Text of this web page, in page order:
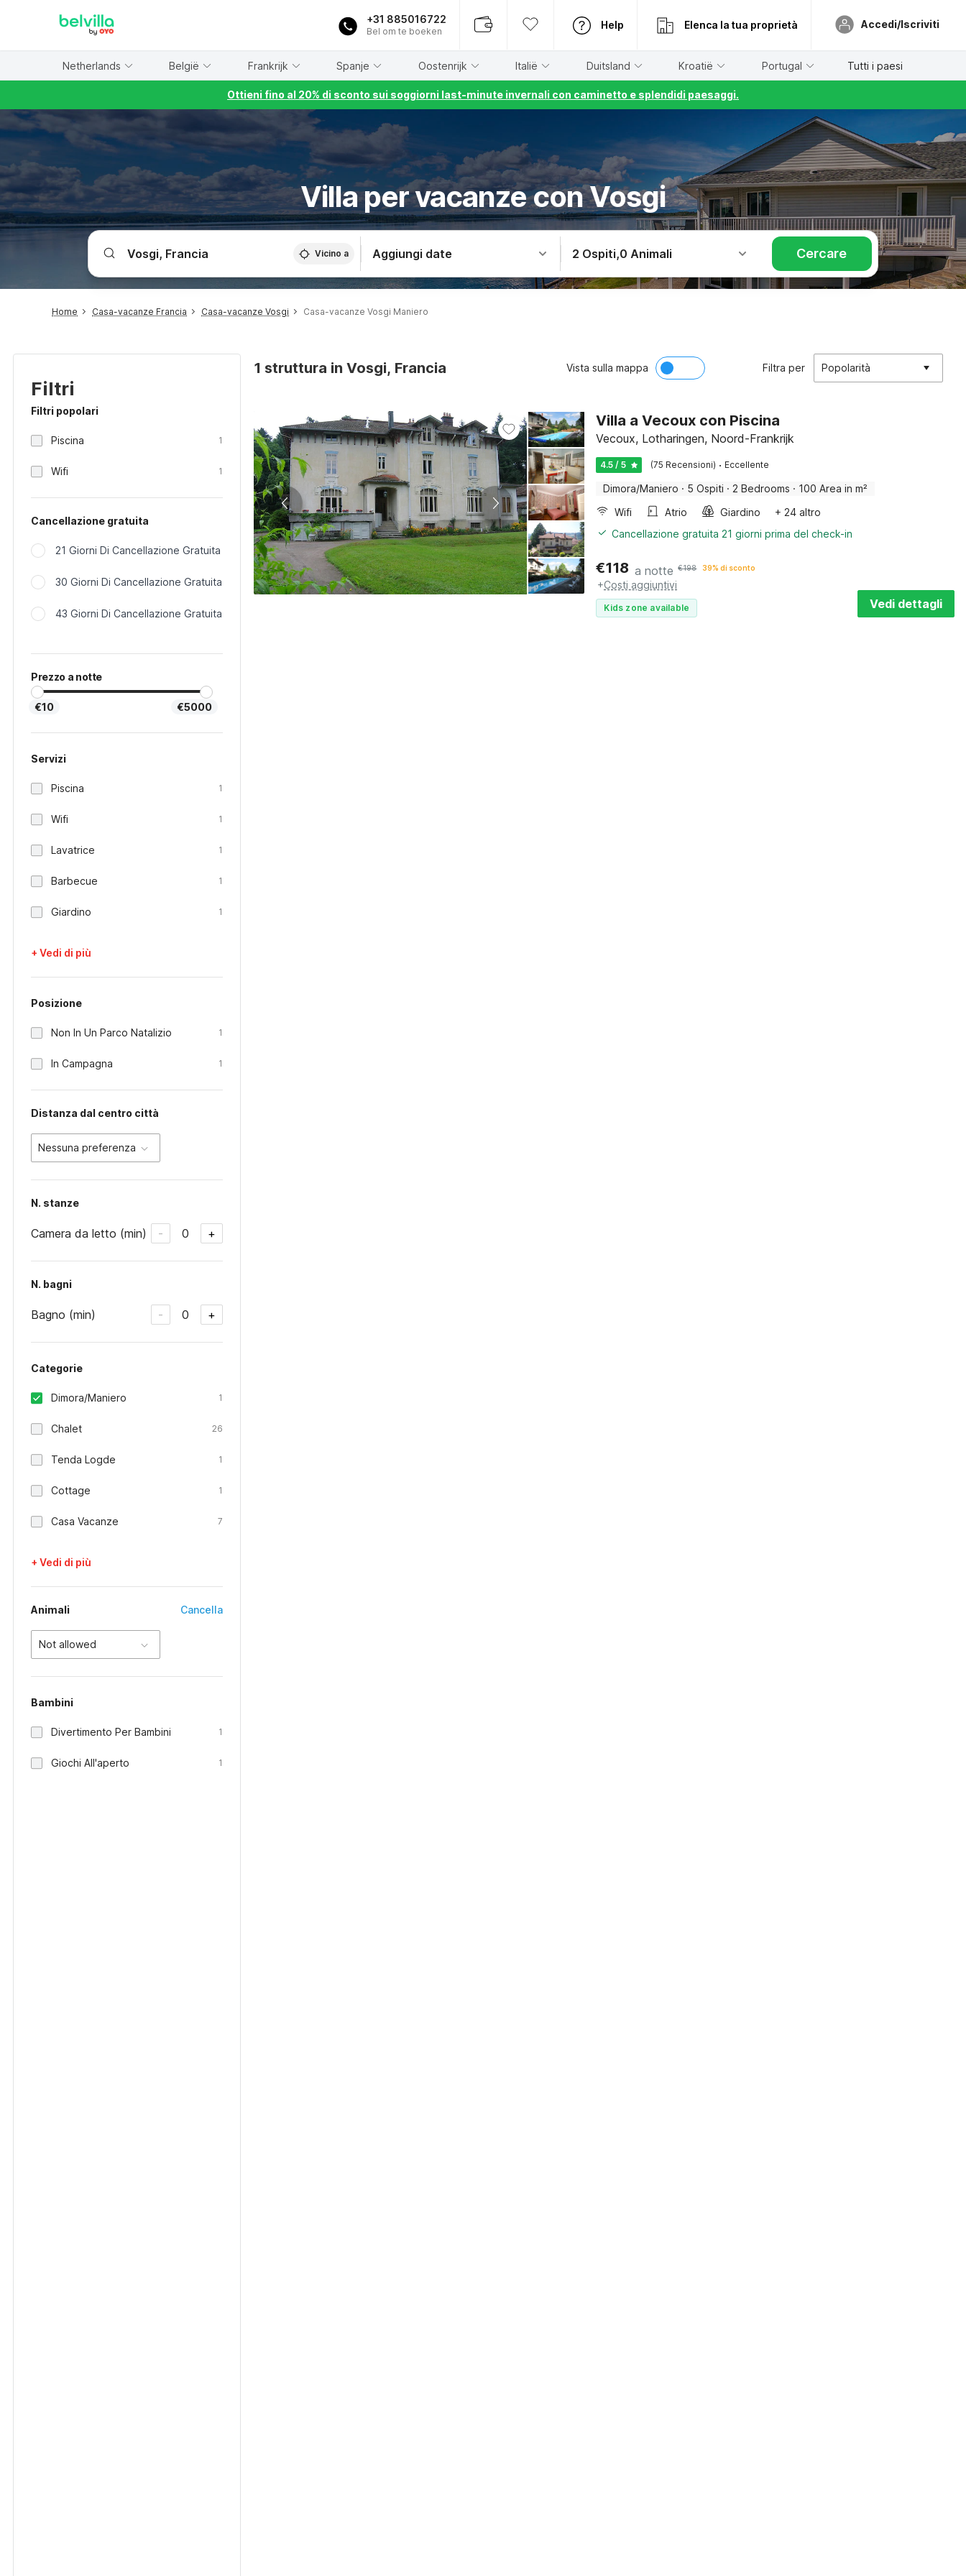
+31 885016722
Bel om te boeken
Help Elenca la tua proprietà Accedi/Iscriviti
Netherlands België Frankrijk Spanje Oostenrijk Italië Duitsland Kroatië Portugal Tutti i paesi
Ottieni fino al 20% di sconto sui soggiorni last-minute invernali con caminetto e splendidi paesaggi.
Villa per vacanze con Vosgi
Vicino a Aggiungi date 2 Ospiti,0 Animali Cercare
Home Casa-vacanze Francia Casa-vacanze Vosgi Casa-vacanze Vosgi Maniero
Filtri
Filtri popolari
Piscina 1
Wifi 1
Cancellazione gratuita
21 Giorni Di Cancellazione Gratuita
30 Giorni Di Cancellazione Gratuita
43 Giorni Di Cancellazione Gratuita
Prezzo a notte
€10 €5000
Servizi
Piscina 1
Wifi 1
Lavatrice 1
Barbecue 1
Giardino 1
+ Vedi di più
Posizione
Non In Un Parco Natalizio 1
In Campagna 1
Distanza dal centro città
Nessuna preferenza
N. stanze
Camera da letto (min) - 0 +
N. bagni
Bagno (min) - 0 +
Categorie
Dimora/Maniero 1
Chalet 26
Tenda Logde 1
Cottage 1
Casa Vacanze 7
+ Vedi di più
Animali Cancella
Not allowed
Bambini
Divertimento Per Bambini 1
Giochi All'aperto 1
1 struttura in Vosgi, Francia Vista sulla mappa Filtra per Popolarità
Villa a Vecoux con Piscina
Vecoux, Lotharingen, Noord-Frankrijk
4.5 / 5 (75 Recensioni) · Eccellente
Dimora/Maniero · 5 Ospiti · 2 Bedrooms · 100 Area in m²
Wifi
Atrio Giardino
+ 24 altro
Cancellazione gratuita 21 giorni prima del check-in
€118 a notte €198 39% di sconto
+Costi aggiuntivi
Kids zone available Vedi dettagli